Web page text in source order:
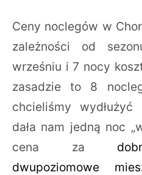
Ceny noclegów w
zależności od
wrześniu i 7 nocy
zasadzie to 8
chcieliśmy
dała nam jedną noc
cena za
dwupoziomowe